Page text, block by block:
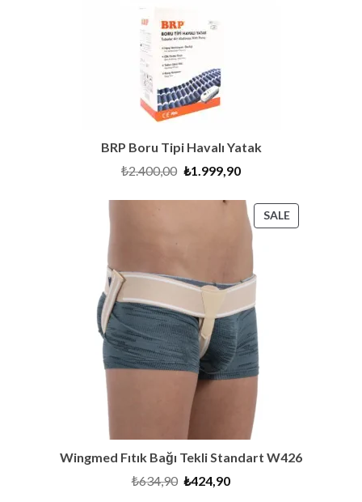
BRP Boru Tipi Havalı Yatak
₺2.400,00 Original
₺2.400,00.
₺1.999,90Current
₺1.999,90.
SALEPRODUCT
ON
Wingmed Fıtık Bağı Tekli Standart W426
₺634,90 Original
₺424,90Current